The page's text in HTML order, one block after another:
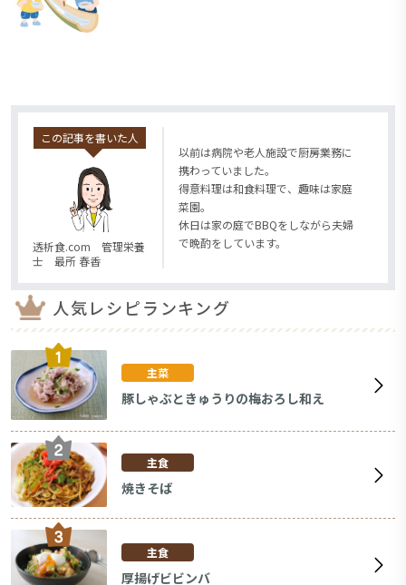
この記事を書いた人
透析食.com 管理栄養
士 最所 春香
以前は病院や老人施設で厨房業務に
携わっていました。
得意料理は和食料理で、趣味は家庭
菜園。
休日は家の庭でBBQをしながら夫婦
で晩酌をしています。
人気レシピランキング
主菜
豚しゃぶときゅうりの梅おろし和え
主食
焼きそば
主食
厚揚げビビンバ